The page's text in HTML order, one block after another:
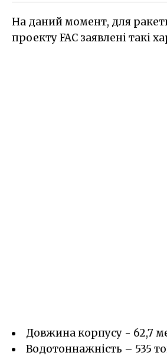
На даний момент, для
проекту FAC заявлені такі
Довжина корпусу - 62,7
Водотоннажність – 535